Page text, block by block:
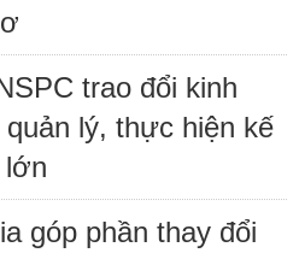
trao đổi kinh
lý, thực hiện kế
lớn
góp phần thay đổi